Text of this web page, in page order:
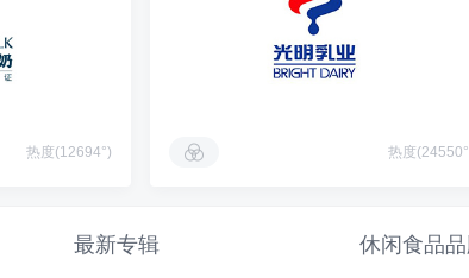
热度(12694°) 热度
最新专辑 休闲食品